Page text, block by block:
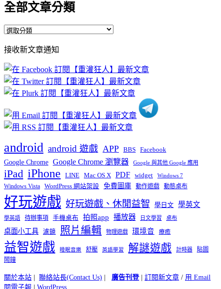
全部文章分類
全
文
章
分
類
接收新文章通知
android android 遊戲 APP BBS Facebook
Google Chrome Google Chrome 瀏覽器 Google 與其他 Google 應用
iPad iPhone LINE Mac OS X PDF widget Windows 7
Windows Vista WordPress 網站架設 免費圖庫 動作遊戲 動態桌布
好玩遊戲 好玩遊戲、休閒益智 學日文 學英文
學英語 待辦事項 手機桌布 拍照app 播放器 日文學習 桌布
桌面小工具 濾鏡 照片編輯 物理遊戲 環境音 療癒
益智遊戲 睡眠音樂 舒壓 英語學習 解謎遊戲 計時器
貼圖
鬧鐘
關於本站 | 聯絡站長(Contact Us) | 廣告刊登| 訂閱新文章 / 用 Email
閱電子報 | WordPress